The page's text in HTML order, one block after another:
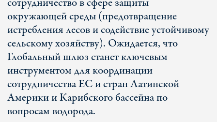
окружающей среды (предотвращение
истребления лесов и содействие устойчивому
сельскому хозяйству). Ожидается, что
Глобальный шлюз станет ключевым
инструментом для координации
сотрудничества ЕС и стран Латинской
Америки и Карибского бассейна по
вопросам водорода.